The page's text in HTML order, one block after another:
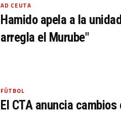
AD CEUTA
Hamido apela a la
arregla el Murube"
FÚTBOL
El CTA anuncia